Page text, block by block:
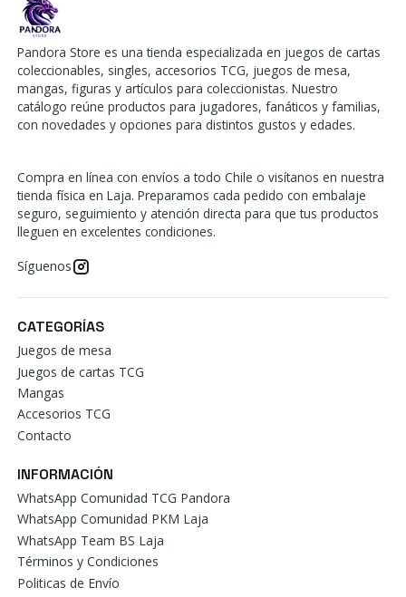
Pandora Store es una tienda especializada en juegos de cartas
coleccionables, singles, accesorios TCG, juegos de mesa,
mangas, figuras y artículos para coleccionistas. Nuestro
catálogo reúne productos para jugadores, fanáticos y familias,
con novedades y opciones para distintos gustos y edades.
Compra en línea con envíos a todo Chile o visítanos en nuestra
tienda física en Laja. Preparamos cada pedido con embalaje
seguro, seguimiento y atención directa para que tus productos
lleguen en excelentes condiciones.
Síguenos
CATEGORÍAS
Juegos de mesa
Juegos de cartas TCG
Mangas
Accesorios TCG
Contacto
INFORMACIÓN
WhatsApp Comunidad TCG Pandora
WhatsApp Comunidad PKM Laja
WhatsApp Team BS Laja
Términos y Condiciones
Politicas de Envío